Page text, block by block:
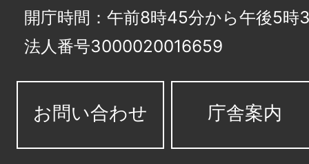
開庁時間：午前8時45分から午後5時
法人番号3000020016659
お問い合わせ 庁舎案内